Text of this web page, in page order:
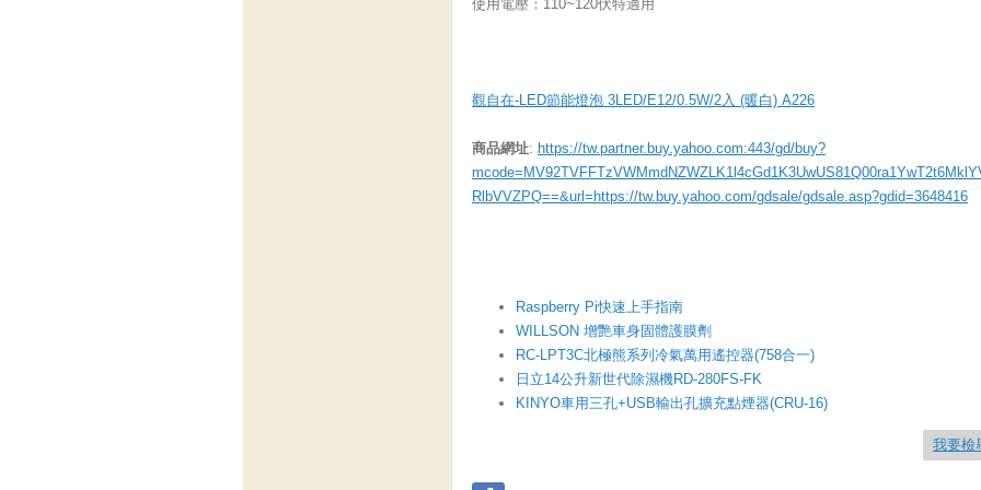
使用電壓：110~120伏特適用
觀自在-LED節能燈泡 3LED/E12/0.5W/2入 (暖白) A226
商品網址: https://tw.partner.buy.yahoo.com:443/gd/buy?
RlbVVZPQ==&url=https://tw.buy.yahoo.com/gdsale/gdsale.asp?gdid=3648416
Raspberry Pi快速上手指南
WILLSON 增艷車身固體護膜劑
RC-LPT3C北極熊系列冷氣萬用遙控器(758合一)
日立14公升新世代除濕機RD-280FS-FK
KINYO車用三孔+USB輸出孔擴充點煙器(CRU-16)
我要檢